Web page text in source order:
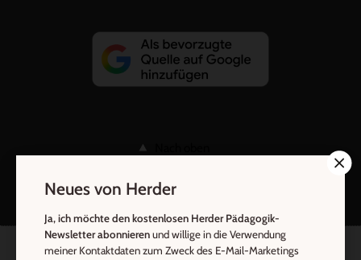
Neues von Herder
Ja, ich möchte den kostenlosen Herder Pädagogik-
Newsletter abonnierenund willige in die Verwendung
meiner Kontaktdaten zum Zweck des E-Mail-Marketings